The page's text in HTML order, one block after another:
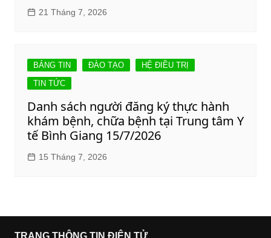
21 Tháng 7, 2026
BẢNG TIN ĐÀO TẠO
HỆ ĐIỀU TRỊ
TIN TỨC
Danh sách người đăng ký thực hành
khám bệnh, chữa bệnh tại Trung tâm Y
tế Bình Giang 15/7/2026
15 Tháng 7, 2026